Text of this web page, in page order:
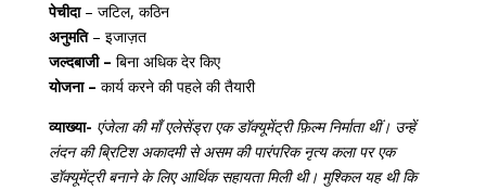
पेचीदा– जटिल, कठिन
अनुमति– इजाज़त
जल्दबाजी – बिना अधिक देर किए
योजना – कार्य करने की पहले की तैयारी
व्याख्या- एंजेला की माँ एलेसेंड्रा एक डॉक्यूमेंट्री फ़िल्म निर्माता थीं। उन्हें
लंदन की ब्रिटिश अकादमी से असम की पारंपरिक नृत्य कला पर एक
डॉक्यूमेंट्री बनाने के लिए आर्थिक सहायता मिली थी। मुश्किल यह थी कि